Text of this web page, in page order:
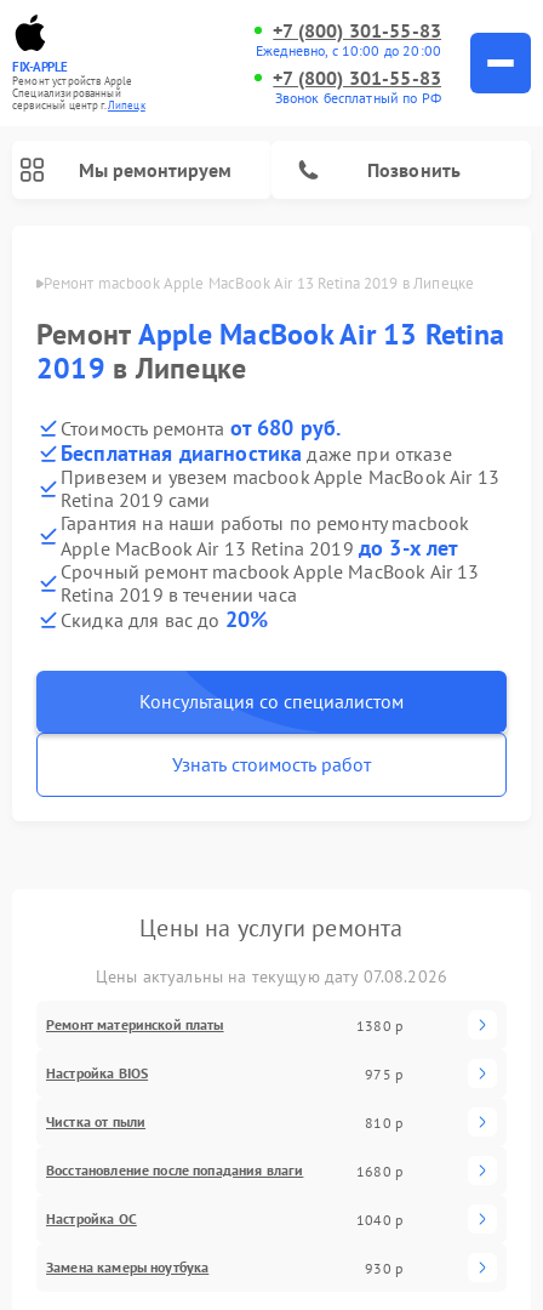
FIX-APPLE
Ремонт устройств Apple
Специализированный
cервисный центр г.Липецк
+7 (800) 301-55-83
Ежедневно, с 10:00 до 20:00
+7 (800) 301-55-83
Звонок бесплатный по РФ
Мы ремонтируем Позвонить
Ремонт macbook Apple MacBook Air 13 Retina 2019 в Липецке
РемонтApple MacBook Air 13 Retina
2019 в Липецке
Стоимость ремонта от 680 руб.
Бесплатная диагностика даже при отказе
Привезем и увезем macbook Apple MacBook Air 13
Retina 2019 сами
Гарантия на наши работы по ремонту macbook
Apple MacBook Air 13 Retina 2019 до 3-х лет
Срочный ремонт macbook Apple MacBook Air 13
Retina 2019 в течении часа
Скидка для вас до 20%
Консультация со специалистом
Узнать стоимость работ
Цены на услуги ремонта
Цены актуальны на текущую дату 07.08.2026
Ремонт материнской платы 1380 р
Настройка BIOS 975 р
Чистка от пыли 810 р
Восстановление после попадания влаги 1680 р
Настройка ОС 1040 р
Замена камеры ноутбука 930 р